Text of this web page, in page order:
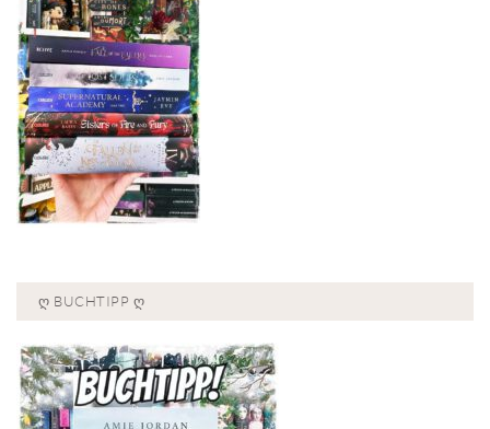
Ღ BUCHTIPP Ღ